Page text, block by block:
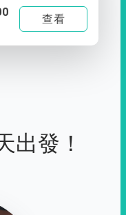
查看
出發！